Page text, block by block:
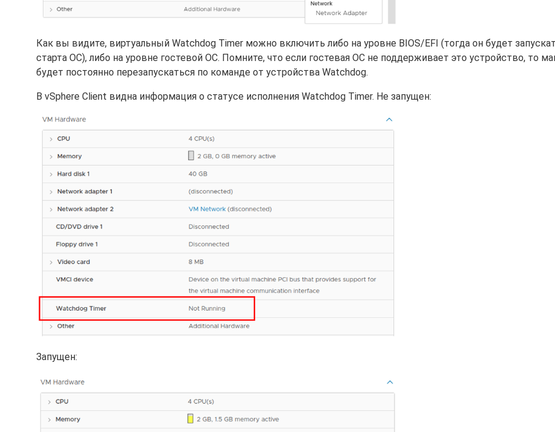
Как вы видите, виртуальный Watchdog Timer можно включить либо на уровне BIOS/EFI (тогда он будет
старта ОС), либо на уровне гостевой ОС. Помните, что если гостевая ОС не поддерживает это устройство, то
будет постоянно перезапускаться по команде от устройства Watchdog.
В vSphere Client видна информация о статусе исполнения Watchdog Timer. Не запущен:
Запущен: